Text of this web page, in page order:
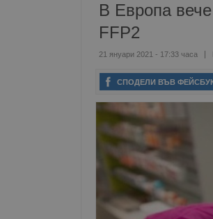
В Европа
FFP2
21 януари 2021 - 17:33 часа
СПОДЕЛИ ВЪВ